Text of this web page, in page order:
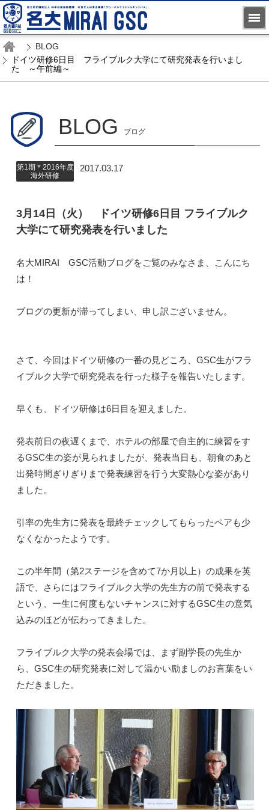
BLOG
ドイツ研修6日目 フライブルク大学にて研究発表を行いまし
た ～午前編～
BLOG ブログ
第1期＊2016年度
海外研修
2017.03.17
3月14日（火） ドイツ研修6日目 フライブルク
大学にて研究発表を行いました
名大MIRAI GSC活動ブログをご覧のみなさま、こんにち
は！
ブログの更新が滞ってしまい、申し訳ございません。
さて、今回はドイツ研修の一番の見どころ、GSC生がフラ
イブルク大学で研究発表を行った様子を報告いたします。
早くも、ドイツ研修は6日目を迎えました。
発表前日の夜遅くまで、ホテルの部屋で自主的に練習をす
るGSC生の姿が見られましたが、発表当日も、朝食のあと
出発時間ぎりぎりまで発表練習を行う大変熱心な姿があり
ました。
引率の先生方に発表を最終チェックしてもらったペアも少
なくなかったようです。
この半年間（第2ステージを含めて7か月以上）の成果を英
語で、さらにはフライブルク大学の先生方の前で発表する
という、一生に何度もないチャンスに対するGSC生の意気
込みのほどが伝わってきました。
フライブルク大学の発表会場では、まず副学長の先生か
ら、GSC生の研究発表に対して温かい励ましのお言葉をい
ただきました。